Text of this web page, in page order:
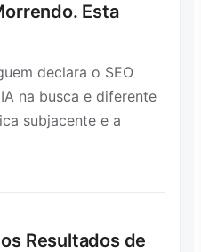
Esta
declara o SEO
na busca e diferente
subjacente e a
Resultados de